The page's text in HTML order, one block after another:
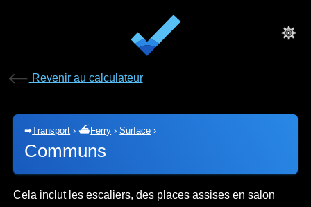
Revenir au calculateur
➡Transport ›⛴ Ferry ›Surface ›
Communs
Cela inclut les escaliers, des places assises en salon